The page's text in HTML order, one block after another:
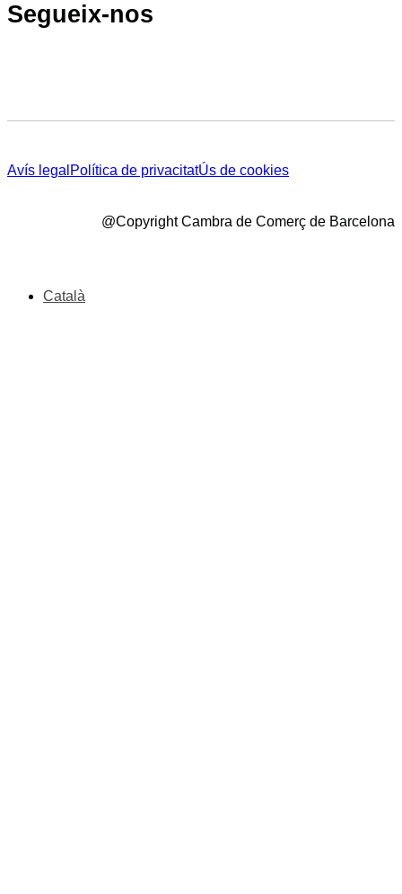
Segueix-nos
Avís legal Política de privacitatÚs de cookies
@Copyright Cambra de Comerç de Barcelona
Català